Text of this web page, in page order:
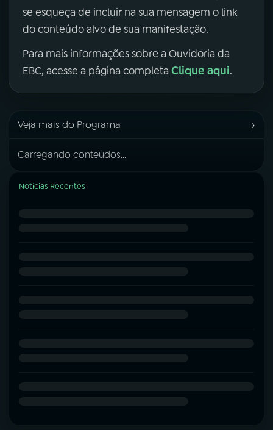
se esqueça de incluir na sua mensagem o link
do conteúdo alvo de sua manifestação.
Para mais informações sobre a Ouvidoria da
EBC, acesse a página completa Clique aqui.
Veja mais do Programa ›
Carregando conteúdos...
Notícias Recentes